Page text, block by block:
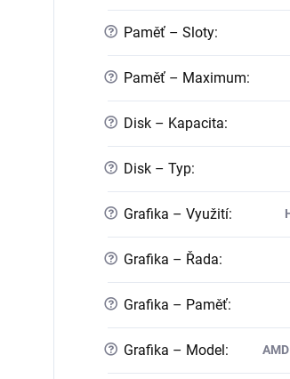
? Paměť – Sloty:
? Paměť – Maximum:
? Disk – Kapacita:
? Disk – Typ:
? Grafika – Využití:
? Grafika – Řada:
? Grafika – Paměť:
? Grafika – Model :